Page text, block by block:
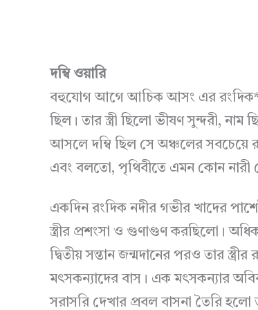
দম্বি ওয়ারি
বহুযোগ আগে আচিক আসং এর রংদিক*
ছিল। তার স্ত্রী ছিলো ভীষণ সুন্দরী,
আসলে দম্বি ছিল সে অঞ্চলের সবচেয়ে
এবং বলতো, পৃথিবীতে এমন কোন নারী
একদিন রংদিক নদীর গভীর খাদের
স্ত্রীর প্রশংসা ও গুণাগুণ করছিলো।
দ্বিতীয় সন্তান জন্মদানের পরও তার
মৎসকন্যাদের বাস। এক মৎসকন্যার
সরাসরি দেখার প্রবল বাসনা তৈরি